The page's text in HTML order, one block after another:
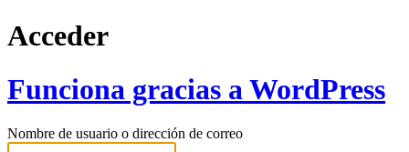
Acceder
Funciona gracias a WordPress
Nombre de usuario o dirección de correo